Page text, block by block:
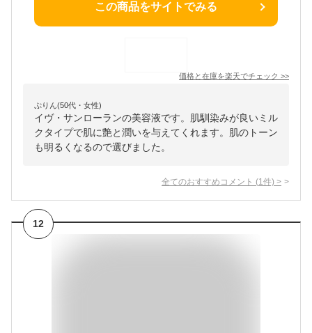
この商品をサイトでみる
価格と在庫を楽天でチェック >>
ぷりん(50代・女性)
イヴ・サンローランの美容液です。肌馴染みが良いミル
クタイプで肌に艶と潤いを与えてくれます。肌のトーン
も明るくなるので選びました。
全てのおすすめコメント (1 件) >
12